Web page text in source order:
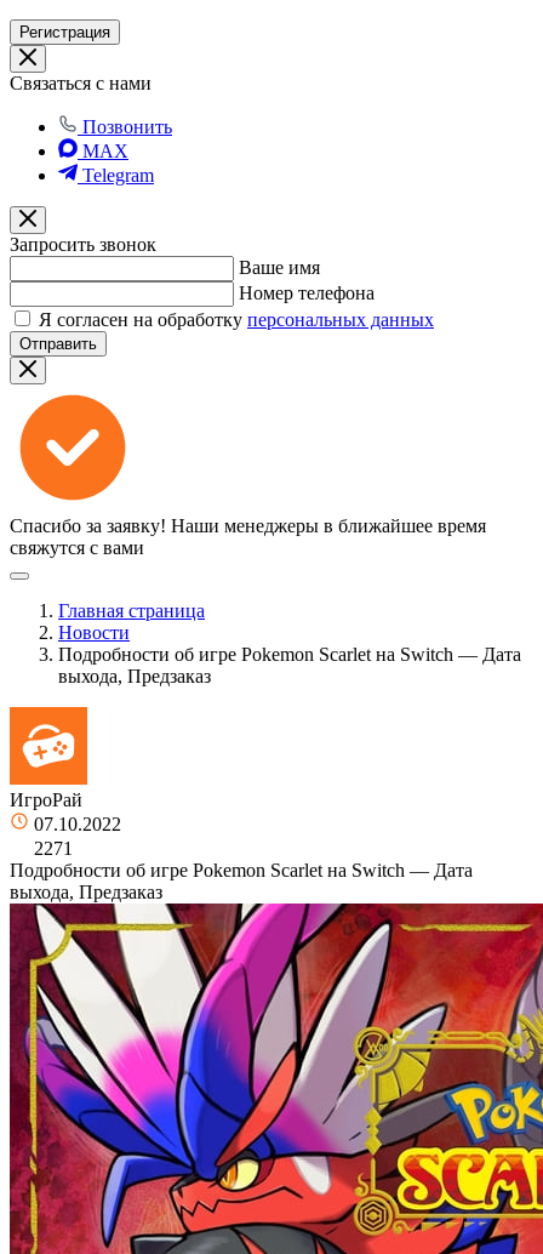
Регистрация
Связаться с нами
Позвонить
MAX
Telegram
Запросить звонок
Ваше имя
Номер телефона
Я согласен на обработку персональных данных
Отправить
Спасибо за заявку! Наши менеджеры в ближайшее время
свяжутся с вами
Главная страница
Новости
Подробности об игре Pokemon Scarlet на Switch — Дата
выхода, Предзаказ
ИгроРай
07.10.2022
2271
Подробности об игре Pokemon Scarlet на Switch — Дата
выхода, Предзаказ